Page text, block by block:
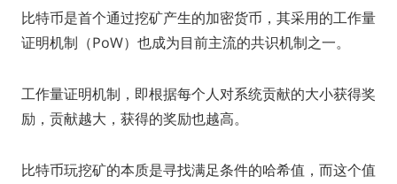
比特币是首个通过挖矿产生的加密货币，其采用的工作量
证明机制（PoW）也成为目前主流的共识机制之一。
工作量证明机制，即根据每个人对系统贡献的大小获得奖
励，贡献越大，获得的奖励也越高。
比特币玩挖矿的本质是寻找满足条件的哈希值，而这个值